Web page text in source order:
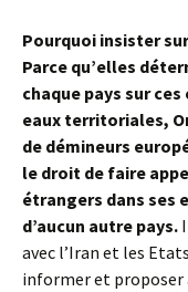
Pourquoi insister
Parce qu’elles
chaque pays sur
eaux territoriales,
de démineurs
le droit de faire
étrangers dans ses
d’aucun autre pays.
avec l’Iran et les
informer et proposer